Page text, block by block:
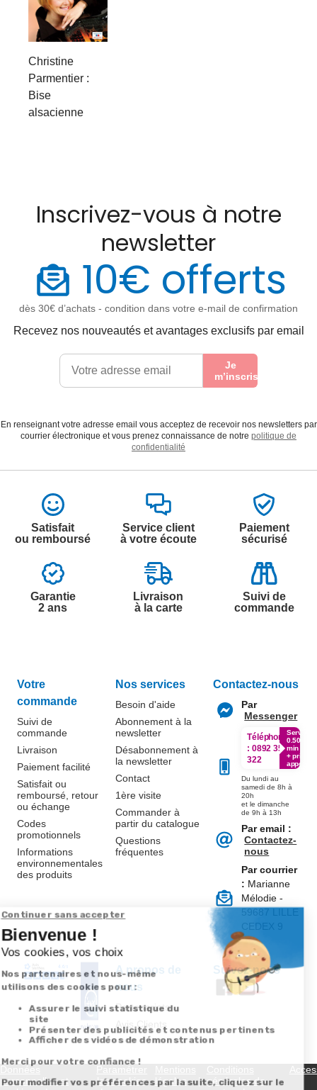
Christine
Parmentier :
Bise
alsacienne
Inscrivez-vous à notre
newsletter
10€ offerts
dès 30€ d’achats - condition dans votre e-mail de confirmation
Recevez nos nouveautés et avantages exclusifs par email
Je
m’inscris
En renseignant votre adresse email vous acceptez de recevoir nos newsletters par
courrier électronique et vous prenez connaissance de notre politique de
confidentialité
Satisfait
ou remboursé
Service client
à votre écoute
Paiement
sécurisé
Garantie
2 ans
Livraison
à la carte
Suivi de
commande
Votre
commande
Suivi de
commande
Livraison
Paiement facilité
Satisfait ou
remboursé, retour
ou échange
Codes
promotionnels
Informations
environnementales
des produits
Nos services
Besoin d'aide
Abonnement à la
newsletter
Désabonnement à
la newsletter
Contact
1ère visite
Commander à
partir du catalogue
Questions
fréquentes
A propos de
nous
Partenariats
Avis Clients
Contactez-nous
Par
Messenger
Téléphone
: 0892 350
322
Service
0.50€ /
min
+ prix
appel
Du lundi au
samedi de 8h à
20h
et le dimanche
de 9h à 13h
Par email :
Contactez-
nous
Par courrier
: Marianne
Mélodie -
59687 LILLE
CEDEX 9
Suivez-nous
Données
personnelles et
les cookies
légales
générales de